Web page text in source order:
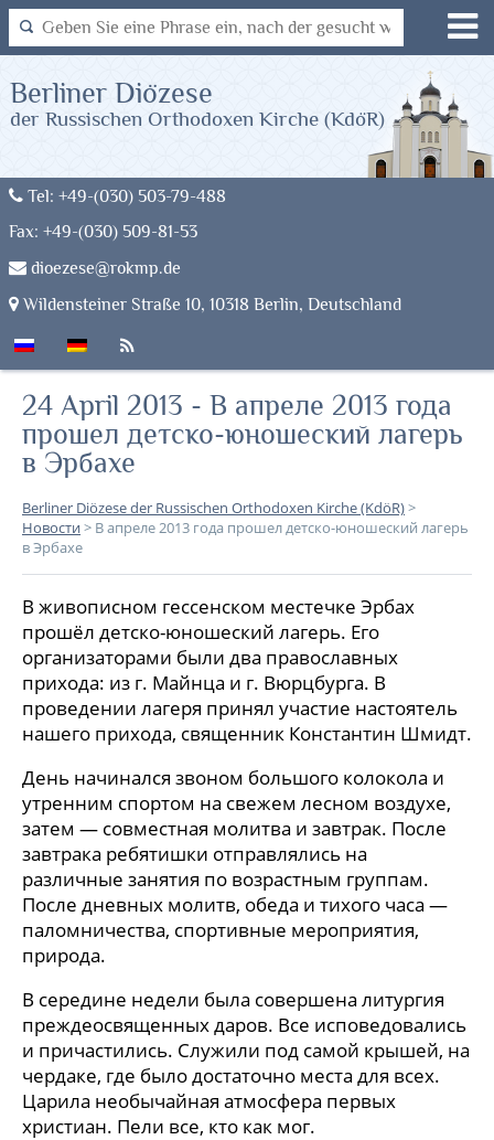
Tel: +49-(030) 503-79-488
Fax: +49-(030) 509-81-53
dioezese@rokmp.de
Wildensteiner Straße 10, 10318 Berlin, Deutschland
Berliner Diözese
der Russischen Orthodoxen Kirche (KdöR)
24 April 2013 - В апреле 2013 года
прошел детско-юношеский лагерь
в Эрбахе
Berliner Diözese der Russischen Orthodoxen Kirche (KdöR)>
Новости > В апреле 2013 года прошел детско-юношеский лагерь
в Эрбахе
В живописном гессенском местечке Эрбах
прошёл детско-юношеский лагерь. Его
организаторами были два православных
прихода: из г. Майнца и г. Вюрцбурга. В
проведении лагеря принял участие настоятель
нашего прихода, священник Константин Шмидт.
День начинался звоном большого колокола и
утренним спортом на свежем лесном воздухе,
затем — совместная молитва и завтрак. После
завтрака ребятишки отправлялись на
различные занятия по возрастным группам.
После дневных молитв, обеда и тихого часа —
паломничества, спортивные мероприятия,
природа.
В середине недели была совершена литургия
преждеосвященных даров. Все исповедовались
и причастились. Служили под самой крышей, на
чердаке, где было достаточно места для всех.
Царила необычайная атмосфера первых
христиан. Пели все, кто как мог.